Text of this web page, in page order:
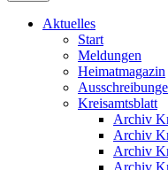
Aktuelles
Start
Meldungen
Heimatmagazin
Kreisamtsblatt
Archiv
Archiv
Archiv
Archiv